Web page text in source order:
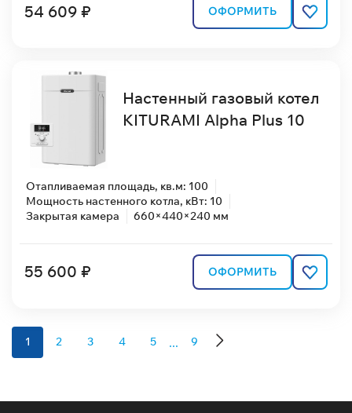
54 609 ₽ ОФОРМИТЬ
Настенный газовый котел
KITURAMI Alpha Plus 10
Отапливаемая площадь, кв.м: 100
Мощность настенного котла, кВт: 10
Закрытая камера
660×440×240 мм
55 600 ₽ ОФОРМИТЬ
1 2 3 4 5 ... 9